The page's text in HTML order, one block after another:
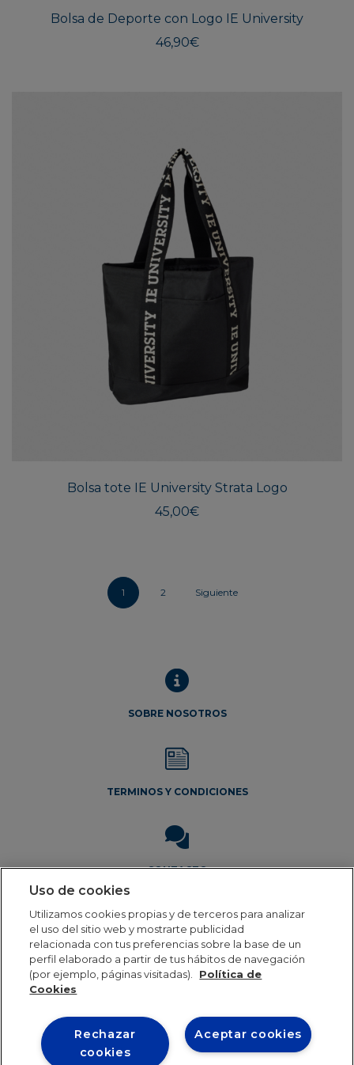
Bolsa de Deporte con Logo IE University
46,90€
Bolsa tote IE University Strata Logo
45,00€
1 2 Siguiente
SOBRE NOSOTROS
TERMINOS Y CONDICIONES
CONTACTO
Aviso Legal Política de privacidad Política de cookies
Our online order processing is temporarily paused
Uso de cookies
Utilizamos cookies propias y de terceros para analizar
el uso del sitio web y mostrarte publicidad
relacionada con tus preferencias sobre la base de un
perfil elaborado a partir de tus hábitos de navegación
(por ejemplo, páginas visitadas).
Política de
Cookies
Aceptar cookies
Rechazar
cookies